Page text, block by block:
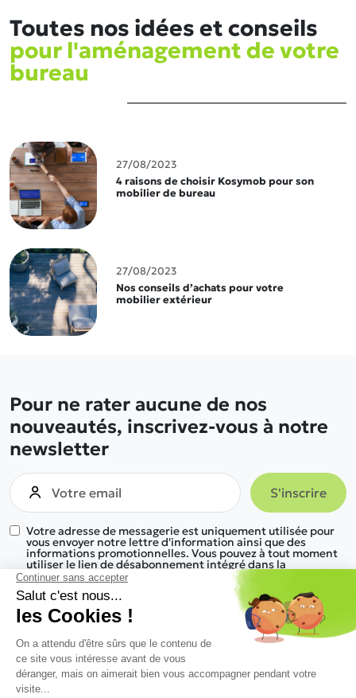
Toutes nos idées et conseils
pour l'aménagement de votre
bureau
27/08/2023
4 raisons de choisir Kosymob pour son
mobilier de bureau
27/08/2023
Nos conseils d’achats pour votre
mobilier extérieur
Pour ne rater aucune de nos
nouveautés, inscrivez-vous à notre
newsletter
Votre adresse de messagerie est uniquement utilisée pour
vous envoyer notre lettre d'information ainsi que des
informations promotionnelles. Vous pouvez à tout moment
utiliser le lien de désabonnement intégré dans la
newsletter.
Nous trouver
Nos gammes de produits
Informations